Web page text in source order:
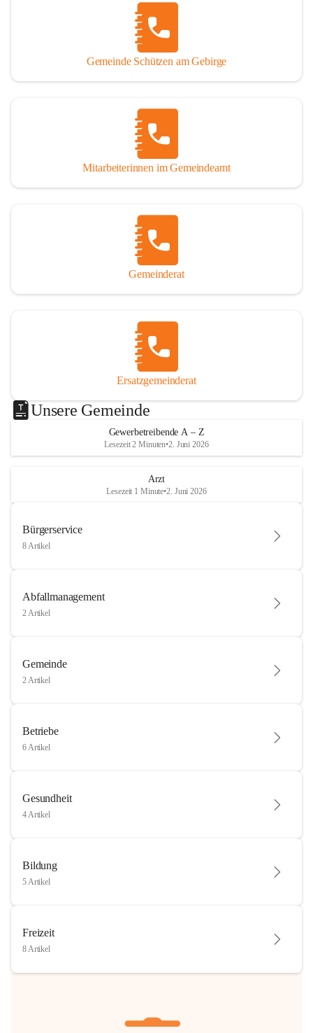
Gemeinde Schützen am Gebirge
Mitarbeiterinnen im Gemeindeamt
Gemeinderat
Ersatzgemeinderat
Unsere Gemeinde
Gewerbetreibende A – Z
Lesezeit 2 Minuten•2. Juni 2026
Arzt
Lesezeit 1 Minute•2. Juni 2026
Bürgerservice
8 Artikel
Abfallmanagement
2 Artikel
Gemeinde
2 Artikel
Betriebe
6 Artikel
Gesundheit
4 Artikel
Bildung
5 Artikel
Freizeit
8 Artikel